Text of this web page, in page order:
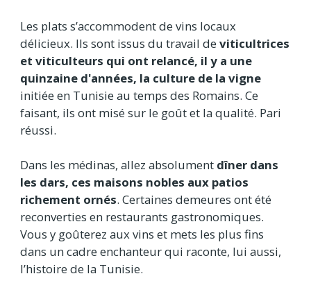
Les plats s’accommodent de vins locaux
délicieux. Ils sont issus du travail de viticultrices
et viticulteurs qui ont relancé, il y a une
quinzaine d'années, la culture de la vigne
initiée en Tunisie au temps des Romains. Ce
faisant, ils ont misé sur le goût et la qualité. Pari
réussi.
Dans les médinas, allez absolument dîner dans
les dars, ces maisons nobles aux patios
richement ornés. Certaines demeures ont été
reconverties en restaurants gastronomiques.
Vous y goûterez aux vins et mets les plus fins
dans un cadre enchanteur qui raconte, lui aussi,
l’histoire de la Tunisie.